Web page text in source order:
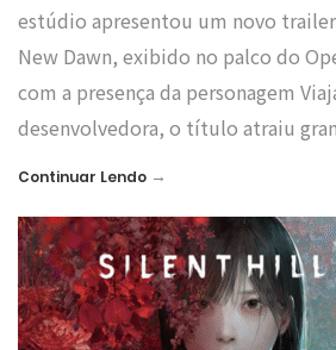
estúdio apresentou um novo
New Dawn, exibido no palco do
com a presença da personagem
desenvolvedora, o título atraiu
Continuar Lendo →